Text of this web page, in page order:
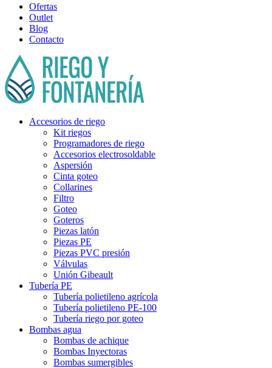
Ofertas
Outlet
Blog
Contacto
Accesorios de riego
Kit riegos
Programadores de riego
Accesorios electrosoldable
Aspersión
Cinta goteo
Collarines
Filtro
Goteo
Goteros
Piezas latón
Piezas PE
Piezas PVC presión
Válvulas
Unión Gibeault
Tubería PE
Tubería polietileno agrícola
Tubería polietileno PE-100
Tubería riego por goteo
Bombas agua
Bombas de achique
Bombas Inyectoras
Bombas sumergibles